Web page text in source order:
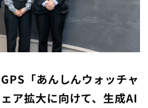
「あんしんウォッチャ
ア拡大に向けて、生成AI